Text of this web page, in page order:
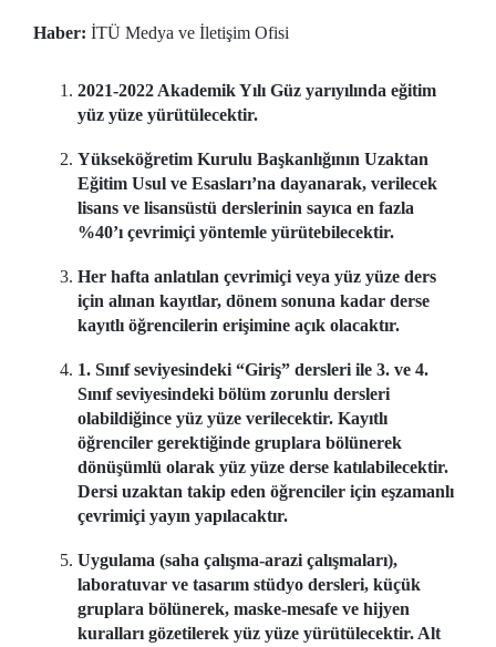
Haber: İTÜ Medya ve İletişim Ofisi
2021-2022 Akademik Yılı Güz yarıyılında eğitim
yüz yüze yürütülecektir.
Yükseköğretim Kurulu Başkanlığının Uzaktan
Eğitim Usul ve Esasları’na dayanarak, verilecek
lisans ve lisansüstü derslerinin sayıca en fazla
%40’ı çevrimiçi yöntemle yürütebilecektir.
Her hafta anlatılan çevrimiçi veya yüz yüze ders
için alınan kayıtlar, dönem sonuna kadar derse
kayıtlı öğrencilerin erişimine açık olacaktır.
1. Sınıf seviyesindeki “Giriş” dersleri ile 3. ve 4.
Sınıf seviyesindeki bölüm zorunlu dersleri
olabildiğince yüz yüze verilecektir. Kayıtlı
öğrenciler gerektiğinde gruplara bölünerek
dönüşümlü olarak yüz yüze derse katılabilecektir.
Dersi uzaktan takip eden öğrenciler için eşzamanlı
çevrimiçi yayın yapılacaktır.
Uygulama (saha çalışma-arazi çalışmaları),
laboratuvar ve tasarım stüdyo dersleri, küçük
gruplara bölünerek, maske-mesafe ve hijyen
kuralları gözetilerek yüz yüze yürütülecektir. Alt